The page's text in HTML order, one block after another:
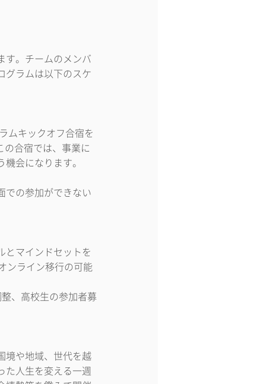
す。チームのメンバ
グラムは以下のスケ
ムキックオフ合宿を
の合宿では、事業に
会になります。
での参加ができない
とマインドセットを
ンライン移行の可能
、高校生の参加者募
境や地域、世代を越
た人生を変える一週